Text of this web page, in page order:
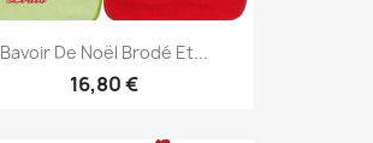
Bavoir De Noël Brodé Et...
16,80 €